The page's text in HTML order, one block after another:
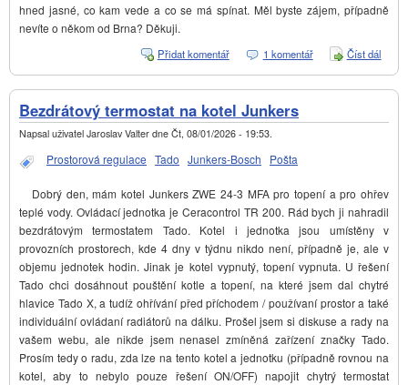
hned jasné, co kam vede a co se má spínat. Měl byste zájem, případně
nevíte o někom od Brna? Děkuji.
Číst dál
1 komentář
Přidat komentář
Bezdrátový termostat na kotel Junkers
Napsal uživatel Jaroslav Valter dne Čt, 08/01/2026 - 19:53.
Prostorová regulace Tado Junkers-Bosch Pošta
Dobrý den, mám kotel Junkers ZWE 24-3 MFA pro topení a pro ohřev
teplé vody. Ovládací jednotka je Ceracontrol TR 200. Rád bych ji nahradil
bezdrátovým termostatem Tado. Kotel i jednotka jsou umístěny v
provozních prostorech, kde 4 dny v týdnu nikdo není, případně je, ale v
objemu jednotek hodin. Jinak je kotel vypnutý, topení vypnuta. U řešení
Tado chci dosáhnout pouštění kotle a topení, na které jsem dal chytré
hlavice Tado X, a tudíž ohřívání před příchodem / používaní prostor a také
individuální ovládaní radiátorů na dálku. Prošel jsem si diskuse a rady na
vašem webu, ale nikde jsem nenasel zmíněná zařízení značky Tado.
Prosím tedy o radu, zda lze na tento kotel a jednotku (případně rovnou na
kotel, aby to nebylo pouze řešení ON/OFF) napojit chytrý termostat